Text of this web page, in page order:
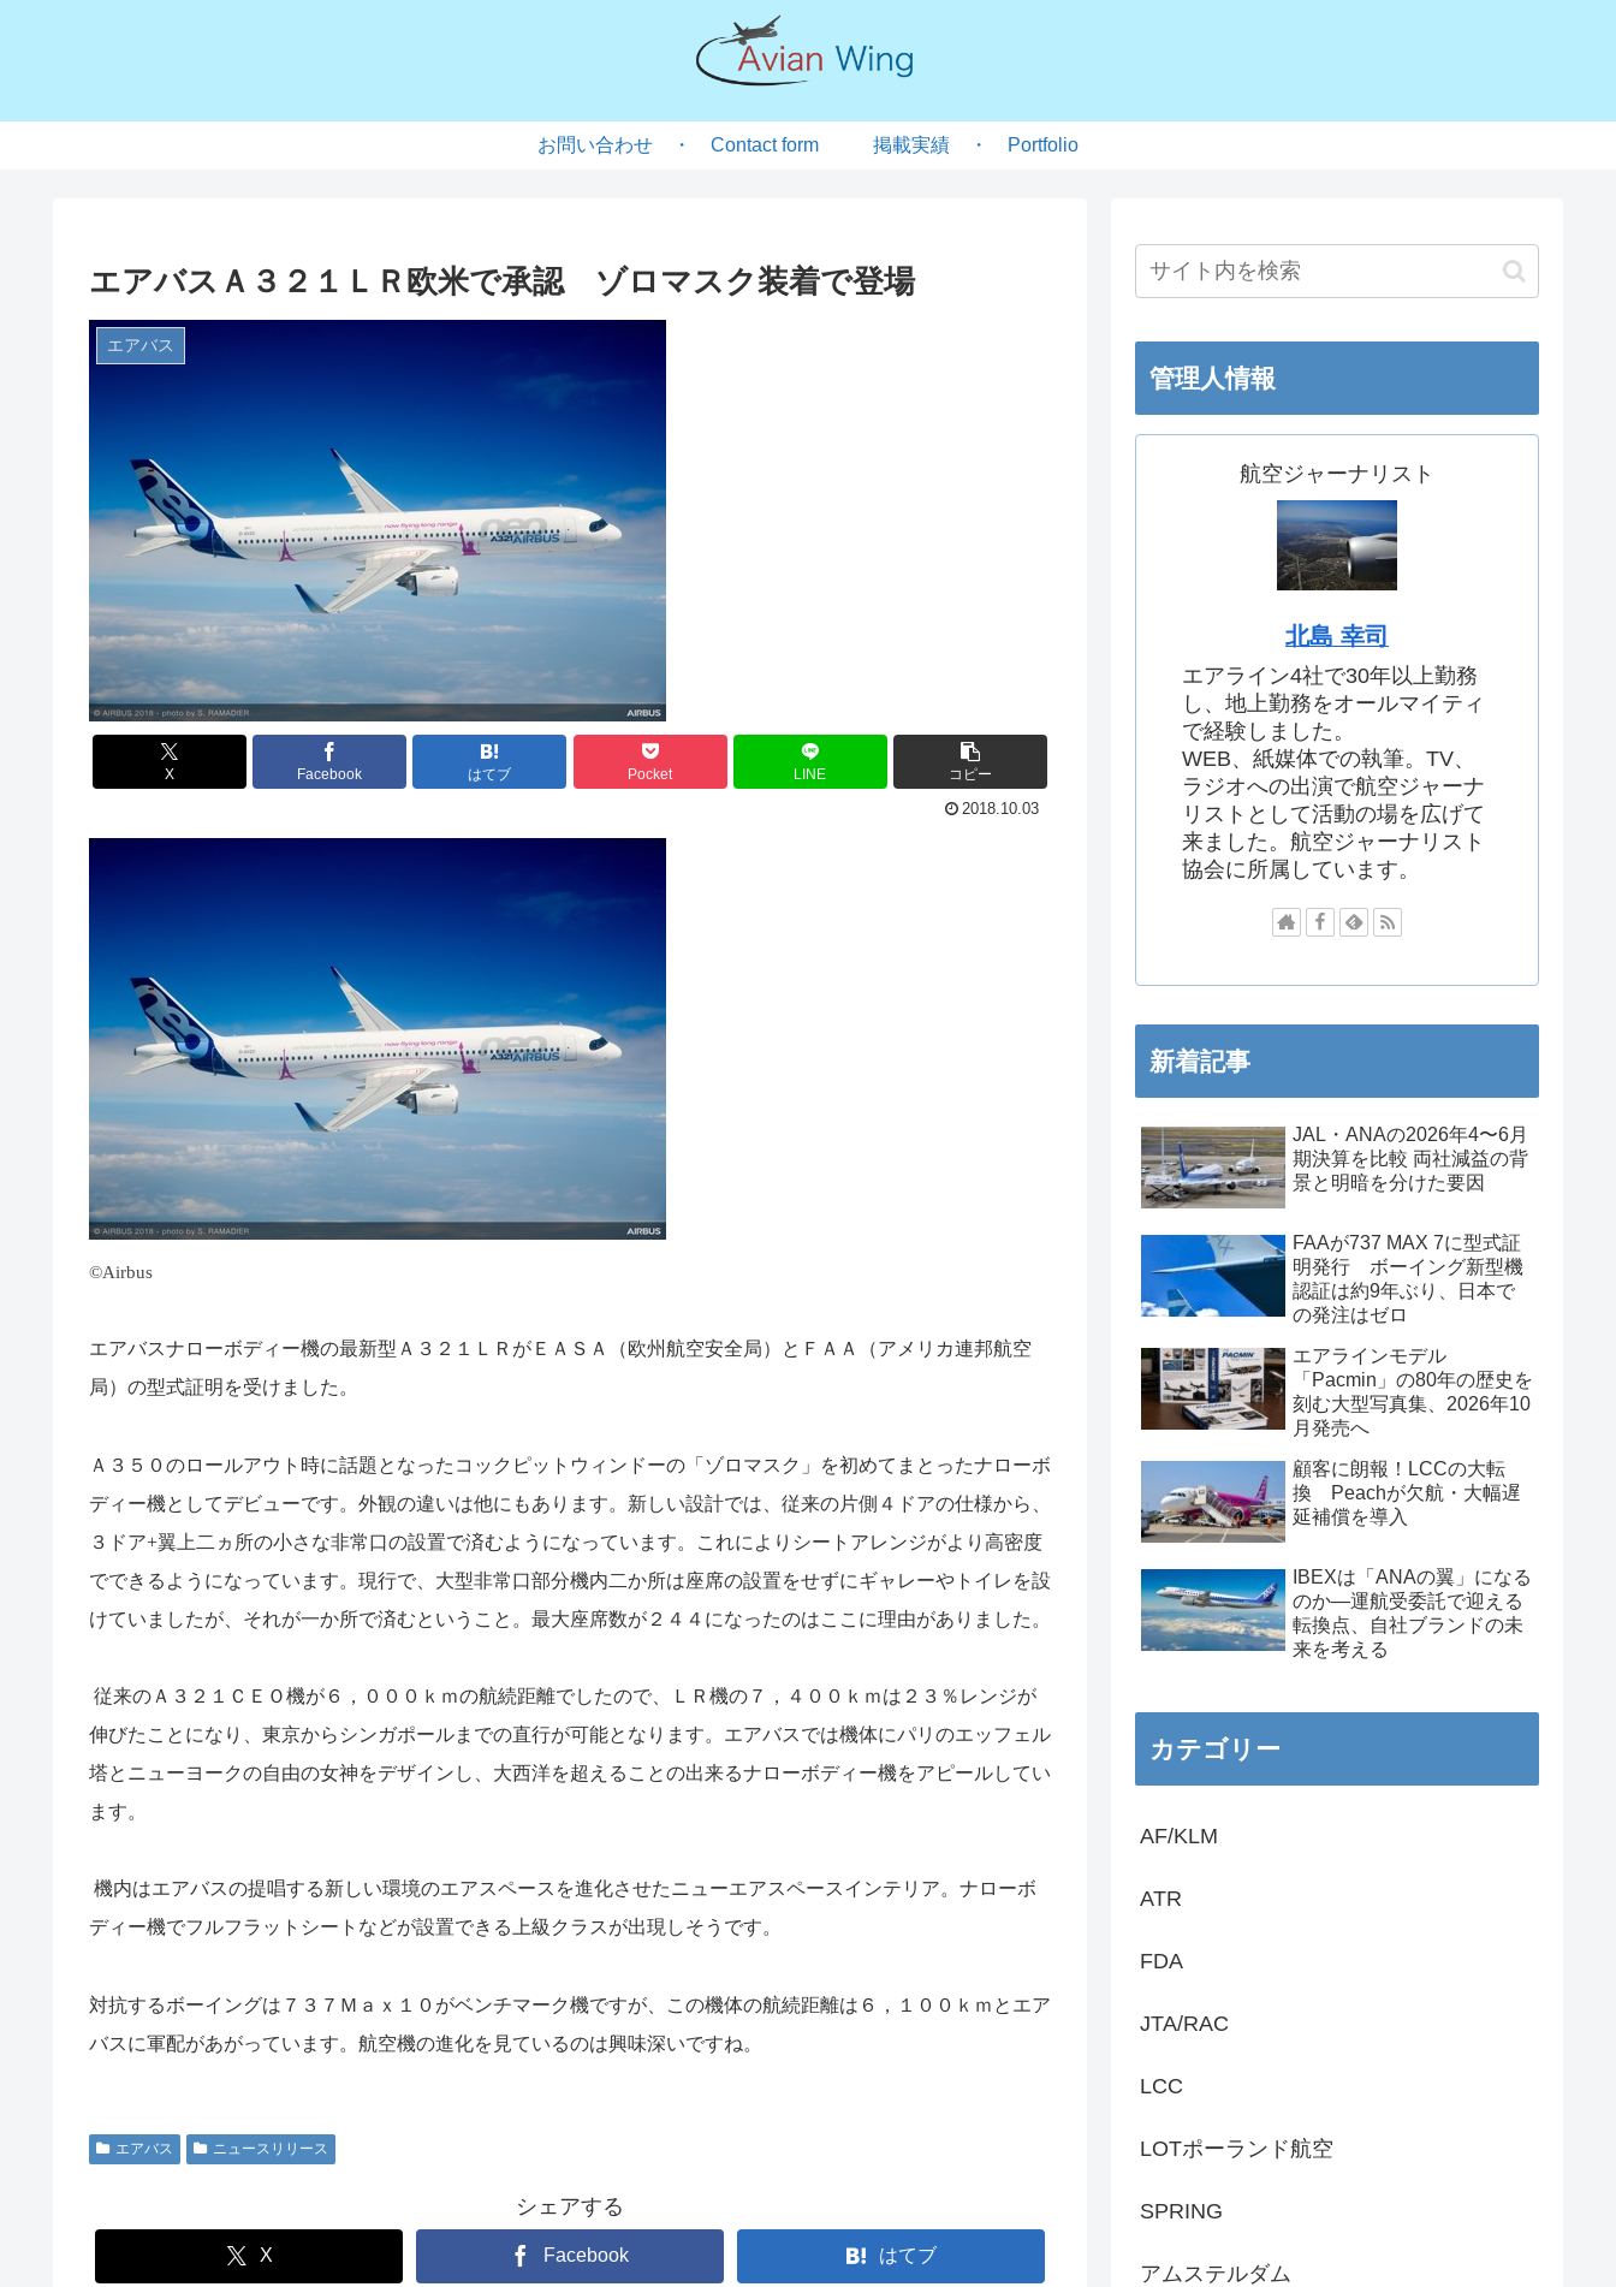
お問い合わせ ・ Contact form 掲載実績 ・ Portfolio
エアバスＡ３２１ＬＲ欧米で承認 ゾロマスク装着で登場
エアバス
X Facebook はてブ Pocket LINE コピー
2018.10.03
©Airbus
エアバスナローボディー機の最新型Ａ３２１ＬＲがＥＡＳＡ（欧州航空安全局）とＦＡＡ（アメリカ連邦航空
局）の型式証明を受けました。
Ａ３５０のロールアウト時に話題となったコックピットウィンドーの「ゾロマスク」を初めてまとったナローボ
ディー機としてデビューです。外観の違いは他にもあります。新しい設計では、従来の片側４ドアの仕様から、
３ドア+翼上二ヵ所の小さな非常口の設置で済むようになっています。これによりシートアレンジがより高密度
でできるようになっています。現行で、大型非常口部分機内二か所は座席の設置をせずにギャレーやトイレを設
けていましたが、それが一か所で済むということ。最大座席数が２４４になったのはここに理由がありました。
従来のＡ３２１ＣＥＯ機が６，０００ｋｍの航続距離でしたので、ＬＲ機の７，４００ｋｍは２３％レンジが
伸びたことになり、東京からシンガポールまでの直行が可能となります。エアバスでは機体にパリのエッフェル
塔とニューヨークの自由の女神をデザインし、大西洋を超えることの出来るナローボディー機をアピールしてい
ます。
機内はエアバスの提唱する新しい環境のエアスペースを進化させたニューエアスペースインテリア。ナローボ
ディー機でフルフラットシートなどが設置できる上級クラスが出現しそうです。
対抗するボーイングは７３７Ｍａｘ１０がベンチマーク機ですが、この機体の航続距離は６，１００ｋｍとエア
バスに軍配があがっています。 航空機の進化を見ているのは興味深いですね。
エアバス ニュースリリース
シェアする
X Facebook はてブ
管理人情報
航空ジャーナリスト
北島 幸司
エアライン4社で30年以上勤務
し、地上勤務をオールマイティ
で経験しました。
WEB、紙媒体での執筆。TV、
ラジオへの出演で航空ジャーナ
リストとして活動の場を広げて
来ました。航空ジャーナリスト
協会に所属しています。
新着記事
JAL・ANAの2026年4〜6月
期決算を比較 両社減益の背
景と明暗を分けた要因
FAAが737 MAX 7に型式証
明発行 ボーイング新型機
認証は約9年ぶり、日本で
の発注はゼロ
エアラインモデル
「Pacmin」の80年の歴史を
刻む大型写真集、2026年10
月発売へ
顧客に朗報！LCCの大転
換 Peachが欠航・大幅遅
延補償を導入
IBEXは「ANAの翼」になる
のか―運航受委託で迎える
転換点、自社ブランドの未
来を考える
カテゴリー
AF/KLM
ATR
FDA
JTA/RAC
LCC
LOTポーランド航空
SPRING
アムステルダム